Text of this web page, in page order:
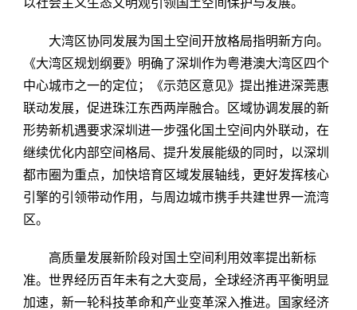
大湾区协同发展为国土空间开放格局指明新方向。
《大湾区规划纲要》明确了深圳作为粤港澳大湾区四个
中心城市之一的定位；《示范区意见》提出推进深莞惠
联动发展，促进珠江东西两岸融合。区域协调发展的新
形势新机遇要求深圳进一步强化国土空间内外联动，在
继续优化内部空间格局、提升发展能级的同时，以深圳
都市圈为重点，加快培育区域发展轴线，更好发挥核心
引擎的引领带动作用，与周边城市携手共建世界一流湾
区。
高质量发展新阶段对国土空间利用效率提出新标
准。世界经历百年未有之大变局，全球经济再平衡明显
加速，新一轮科技革命和产业变革深入推进。国家经济